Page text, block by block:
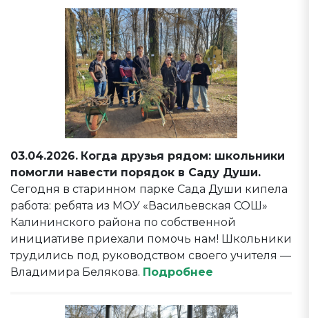
03.04.2026. Когда друзья рядом: школьники
помогли навести порядок в Саду Души.
Сегодня в старинном парке Сада Души кипела
работа: ребята из МОУ «Васильевская СОШ»
Калининского района по собственной
инициативе приехали помочь нам! Школьники
трудились под руководством своего учителя —
Владимира Белякова. Подробнее